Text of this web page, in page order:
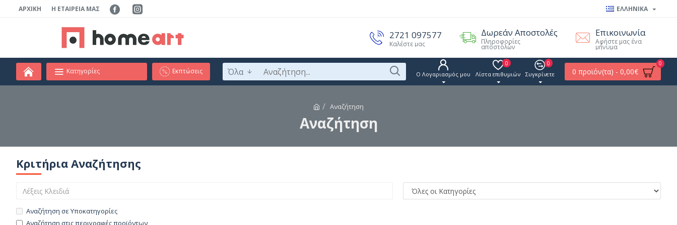
ΑΡΧΙΚΉ Η ΕΤΑΙΡΕΊΑ ΜΑΣ ΕΛΛΗΝΙΚΑ
2721 097577
Καλέστε μας
Δωρεάν Αποστολές
Πληροφορίες
αποστολών
Επικοινωνία
Αφήστε μας ένα
μήνυμα
Κατηγορίες Εκπτώσεις Όλα Ο Λογαριασμός μου Λίστα επιθυμιών
0
Συγκρίνετε
0
0 προϊόν(τα) - 0,00€
0
Αναζήτηση
Αναζήτηση
Κριτήρια Αναζήτησης
Αναζήτηση σε Υποκατηγορίες
Αναζήτηση στις περιγραφές προϊόντων